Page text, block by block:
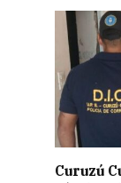
Curuzú